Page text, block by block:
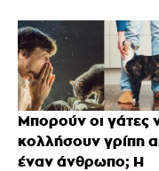
Μπορούν οι γάτες
κολλήσουν γρίπη
έναν άνθρωπο; Η